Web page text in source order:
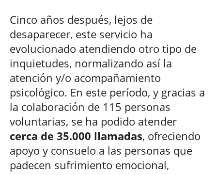
Cinco años después, lejos de
desaparecer, este servicio ha
evolucionado atendiendo otro tipo de
inquietudes, normalizando así la
atención y/o acompañamiento
psicológico. En este período, y gracias a
la colaboración de 115 personas
voluntarias, se ha podido atender
cerca de 35.000 llamadas, ofreciendo
apoyo y consuelo a las personas que
padecen sufrimiento emocional,